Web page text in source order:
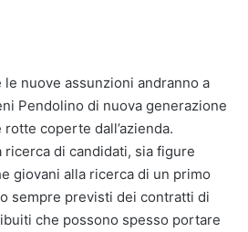
nuove assunzioni andranno a
Pendolino di nuova generazione
coperte dall’azienda.
ricerca di candidati, sia figure
giovani alla ricerca di un primo
sempre previsti dei contratti di
che possono spesso portare